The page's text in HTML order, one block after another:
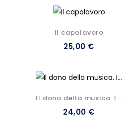
Il capolavoro
25,00 €
Il dono della musica. I...
24,00 €